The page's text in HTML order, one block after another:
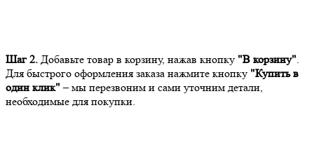
Шаг 2. Добавьте товар в корзину, нажав кнопку "В корзину".
Для быстрого оформления заказа нажмите кнопку "Купить в
один клик" – мы перезвоним и сами уточним детали,
необходимые для покупки.